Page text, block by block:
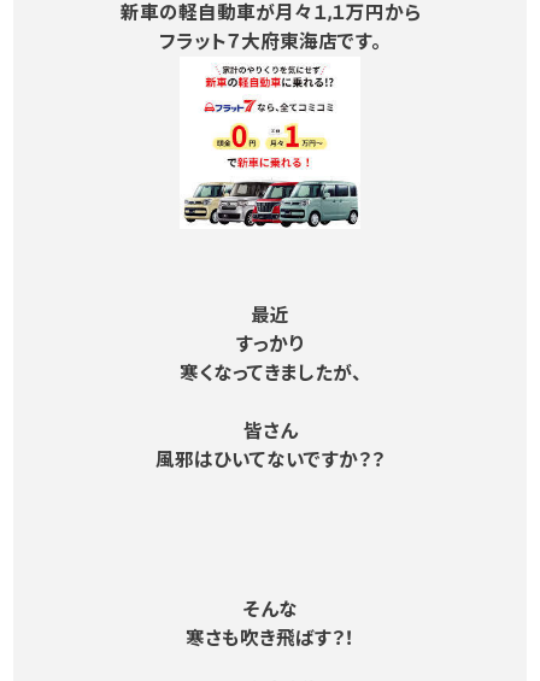
新車の軽自動車が月々１,１万円から
フラット７大府東海店です。
最近
すっかり
寒くなってきましたが、
皆さん
風邪はひいてないですか？？
そんな
寒さも吹き飛ばす？！